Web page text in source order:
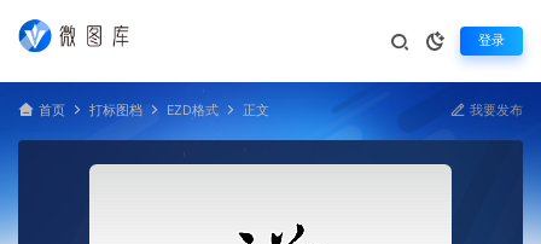
登录
首页 打标图档 EZD格式 正文 我要发布